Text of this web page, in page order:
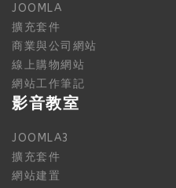
JOOMLA
擴充套件
商業與公司網站
線上購物網站
網站工作筆記
影音教室
JOOMLA3
擴充套件
網站建置